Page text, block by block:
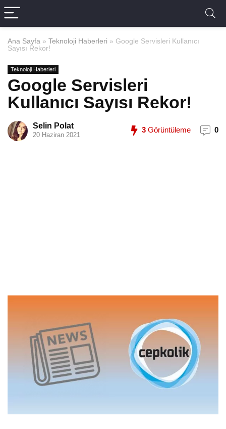
Ana Sayfa » Teknoloji Haberleri » Google Servisleri Kullanıcı
Sayısı Rekor!
Teknoloji Haberleri
Google Servisleri
Kullanıcı Sayısı Rekor!
Selin Polat
20 Haziran 2021
3 Görüntüleme 0